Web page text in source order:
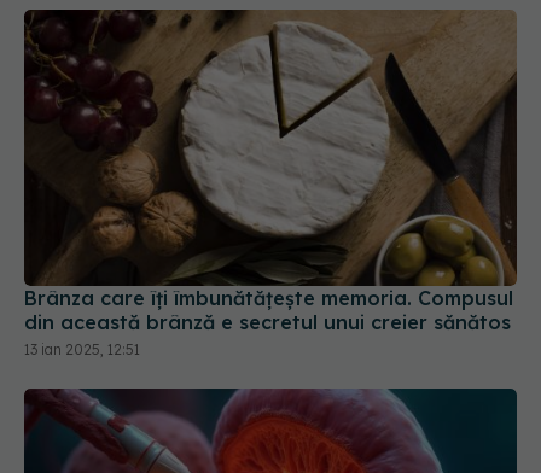
Brânza care îți îmbunătățește memoria. Compusul
din această brânză e secretul unui creier sănătos